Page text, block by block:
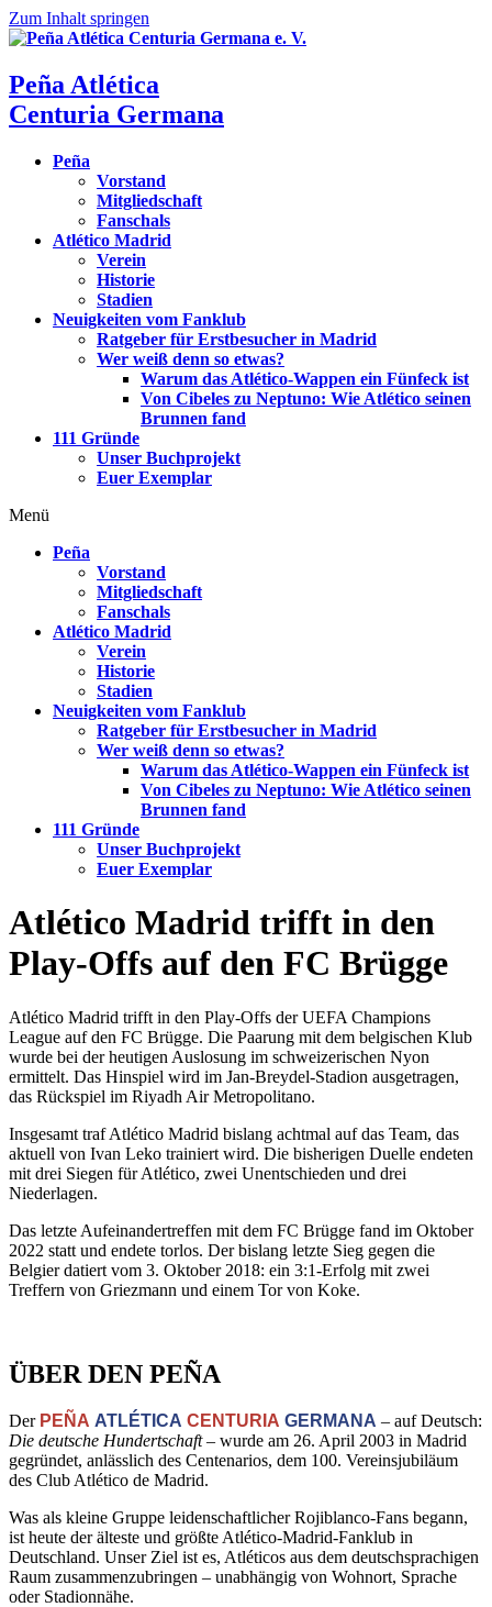
Zum Inhalt springen
Peña Atlética
Centuria Germana
Peña
Vorstand
Mitgliedschaft
Fanschals
Atlético Madrid
Verein
Historie
Stadien
Neuigkeiten vom Fanklub
Ratgeber für Erstbesucher in Madrid
Wer weiß denn so etwas?
Warum das Atlético-Wappen ein Fünfeck ist
Von Cibeles zu Neptuno: Wie Atlético seinen
Brunnen fand
111 Gründe
Unser Buchprojekt
Euer Exemplar
Menü
Peña
Vorstand
Mitgliedschaft
Fanschals
Atlético Madrid
Verein
Historie
Stadien
Neuigkeiten vom Fanklub
Ratgeber für Erstbesucher in Madrid
Wer weiß denn so etwas?
Warum das Atlético-Wappen ein Fünfeck ist
Von Cibeles zu Neptuno: Wie Atlético seinen
Brunnen fand
111 Gründe
Unser Buchprojekt
Euer Exemplar
Atlético Madrid trifft in den
Play-Offs auf den FC Brügge
Atlético Madrid trifft in den Play-Offs der UEFA Champions
League auf den FC Brügge. Die Paarung mit dem belgischen Klub
wurde bei der heutigen Auslosung im schweizerischen Nyon
ermittelt. Das Hinspiel wird im Jan-Breydel-Stadion ausgetragen,
das Rückspiel im Riyadh Air Metropolitano.
Insgesamt traf Atlético Madrid bislang achtmal auf das Team, das
aktuell von Ivan Leko trainiert wird. Die bisherigen Duelle endeten
mit drei Siegen für Atlético, zwei Unentschieden und drei
Niederlagen.
Das letzte Aufeinandertreffen mit dem FC Brügge fand im Oktober
2022 statt und endete torlos. Der bislang letzte Sieg gegen die
Belgier datiert vom 3. Oktober 2018: ein 3:1-Erfolg mit zwei
Treffern von Griezmann und einem Tor von Koke.
ÜBER DEN PEÑA
Der PEÑA ATLÉTICA CENTURIA GERMANA – auf Deutsch:
Die deutsche Hundertschaft– wurde am 26. April 2003 in Madrid
gegründet, anlässlich des Centenarios, dem 100. Vereinsjubiläum
des Club Atlético de Madrid.
Was als kleine Gruppe leidenschaftlicher Rojiblanco-Fans begann,
ist heute der älteste und größte Atlético-Madrid-Fanklub in
Deutschland. Unser Ziel ist es, Atléticos aus dem deutschsprachigen
Raum zusammenzubringen – unabhängig von Wohnort, Sprache
oder Stadionnähe.